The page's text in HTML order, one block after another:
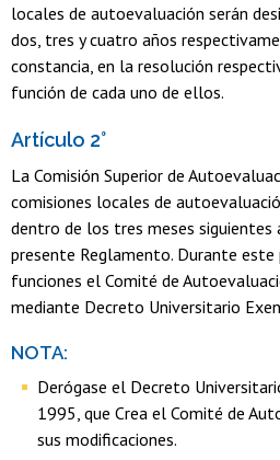
locales de autoevaluación serán
dos, tres y cuatro años
constancia, en la resolución
función de cada uno de ellos.
Artículo 2°
La Comisión Superior de
comisiones locales de
dentro de los tres meses siguientes
presente Reglamento. Durante
funciones el Comité de
mediante Decreto Universitario
NOTA:
Derógase el Decreto
1995, que Crea el Comité de
sus modificaciones.